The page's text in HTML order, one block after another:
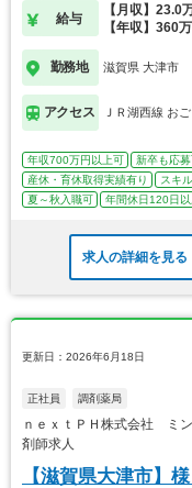
給与
【月収】23.0
【年収】360
勤務地 滋賀県 大津市
アクセス ＪＲ湖西線 お
年収700万円以上可 新卒も応
産休・育休取得実績有り
スキ
夏～秋入職可
年間休日120日以
求人の詳細を見る
更新日：2026年6月18日
正社員 調剤薬局
ｎｅｘｔＰＨ株式会社 ミ
剤師求人
【滋賀県大津市】